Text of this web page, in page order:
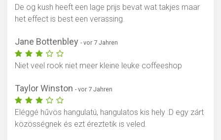
De og kush heeft een lage prijs bevat wat takjes maar
het effect is best een verassing.
Jane Bottenbley - vor 7 Jahren
Niet veel rook niet meer kleine leuke coffeeshop
Taylor Winston - vor 7 Jahren
Eléggé hűvös hangulatú, hangulatos kis hely :D egy zárt
közösségnek és ezt éreztetik is veled.